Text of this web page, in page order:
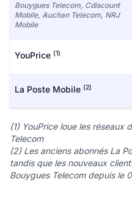
Bouygues Telecom, Cdiscount
Mobile, Auchan Telecom, NRJ
Mobile
YouPrice (1)
La Poste Mobile (2)
(1) YouPrice loue les réseaux
Telecom
(2) Les anciens abonnés La
tandis que les nouveaux
Bouygues Telecom depuis le